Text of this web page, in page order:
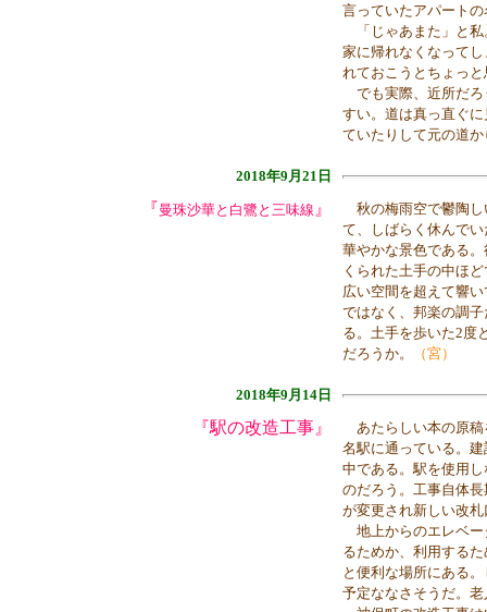
言っていたアパート
「じゃあまた」と私
家に帰れなくなって
れておこうとちょっ
でも実際、近所だろ
すい。道は真っ直ぐ
ていたりして元の道
2018年9月21日
『曼珠沙華と白鷺と三味線 』
秋の梅雨空で鬱陶し
て、しばらく休んで
華やかな景色である
くられた土手の中ほ
広い空間を超えて響
ではなく、邦楽の調
る。土手を歩いた2度
だろうか。
（宮）
2018年9月14日
『駅の改造工事』
あたらしい本の原稿
名駅に通っている。
中である。駅を使用
のだろう。工事自体
が変更され新しい改
地上からのエレベー
るためか、利用する
と便利な場所にある
予定ななさそうだ。